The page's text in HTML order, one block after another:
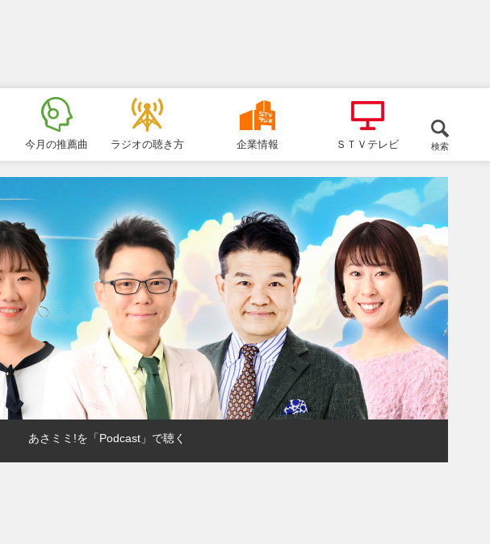
今月の推薦曲 ラジオの聴き方 企業情報 ＳＴＶテレビ 検索
あさミミ!を「Podcast」で聴く